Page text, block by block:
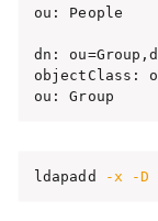
ou: People
dn:
objectClass:
ou: Group
ldapadd -x -D